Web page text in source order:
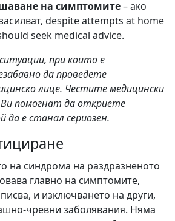
на симптомите– ако
despite attempts at home
seek medical advice.
при които е
да проведете
лице. Честите медицински
помогнат да откриете
да е станал сериозен.
на синдрома на раздразненото
главно на симптомите,
и изключването на други,
чревни заболявания. Няма